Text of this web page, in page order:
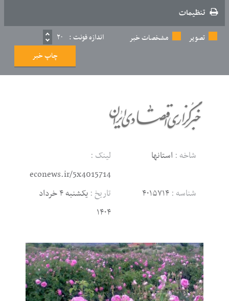
تنظیمات
تصویر
مشخصات خبر اندازه فونت : ۲۰
چاپ خبر
شاخه : استانها
لینک :
econews.ir/5x4015714
شناسه : ۴۰۱۵۷۱۴ تاریخ :
یکشنبه ۴ خرداد
۱۴۰۴